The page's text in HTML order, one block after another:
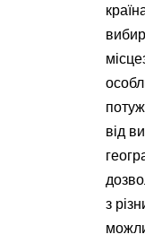
від
з